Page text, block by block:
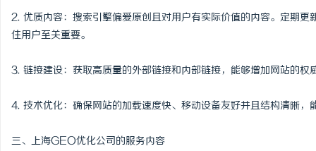
2. 优质内容：搜索引擎偏爱原创且对用户有实际价值的内容。定期
住用户至关重要。
3. 链接建设：获取高质量的外部链接和内部链接，能够增加网站的
4. 技术优化：确保网站的加载速度快、移动设备友好并且结构清晰
三、上海GEO优化公司的服务内容
设计哲学